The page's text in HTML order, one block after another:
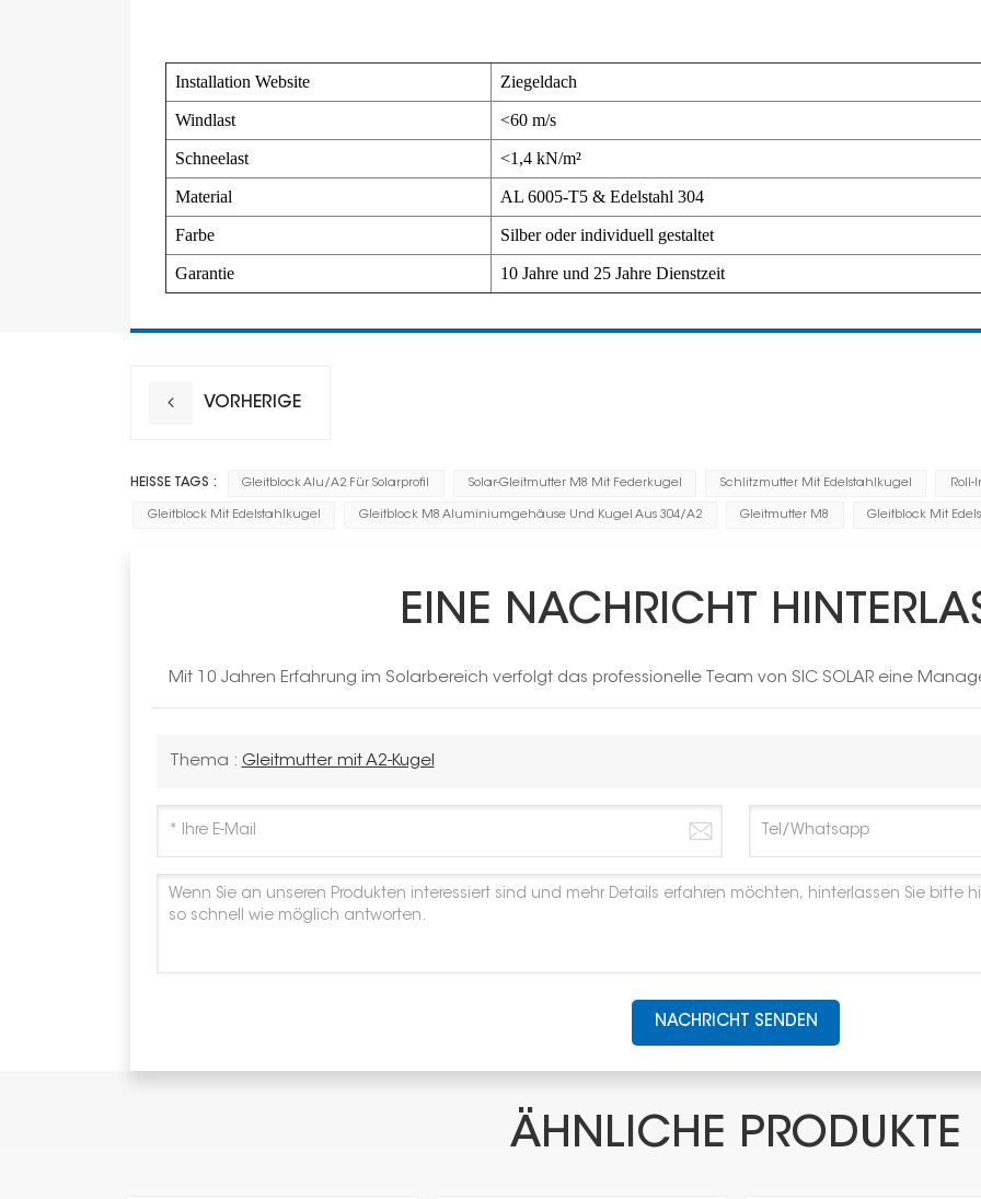
Installation Website Ziegeldach
Windlast <60 m/s
Schneelast <1,4 kN/m²
Material AL 6005-T5 & Edelstahl 304
Farbe Silber oder individuell gestaltet
Garantie 10 Jahre und 25 Jahre Dienstzeit
VORHERIGE
HEISSE TAGS : Gleitblock Alu/A2 Für Solarprofil Solar-Gleitmutter M8 Mit Federkugel Schlitzmutter Mit Edelstahlkugel
Gleitblock Mit Edelstahlkugel Gleitblock M8 Aluminiumgehäuse Und Kugel Aus 304/A2 Gleitmutter M8 Gleitblock Mit
EINE NACHRICHT
Mit 10 Jahren Erfahrung im Solarbereich verfolgt das professionelle Team von SIC SOLAR eine
Thema : Gleitmutter mit A2-Kugel
NACHRICHT SENDEN
ÄHNLICHE PRODUKTE